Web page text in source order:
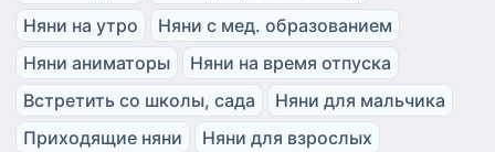
Няни на утро
Няни с мед. образованием
Няни аниматоры
Няни на время отпуска
Встретить со школы, сада
Няни для мальчика
Приходящие няни
Няни для взрослых